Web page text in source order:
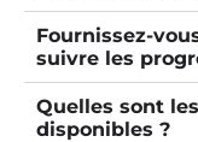
Fournissez-
suivre les
Quelles sont
disponibles ?